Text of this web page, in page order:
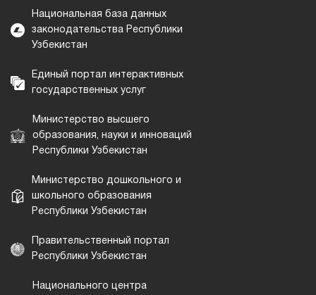
Национальная база данных
законодательства Республики
Узбекистан
Единый портал интерактивных
государственных услуг
Министерство высшего
образования, науки и инноваций
Республики Узбекистан
Министерство дошкольного и
школьного образования
Республики Узбекистан
Правительственный портал
Республики Узбекистан
Национального центра